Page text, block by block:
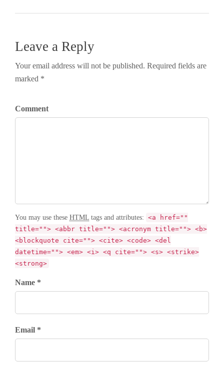
Leave a Reply
Your email address will not be published. Required fields are
marked *
Comment
You may use these HTML tags and attributes: <a href=""
title=""> <abbr title=""> <acronym title=""> <b>
<blockquote cite=""> <cite> <code> <del
datetime=""> <em> <i> <q cite=""> <s> <strike>
<strong>
Name *
Email *